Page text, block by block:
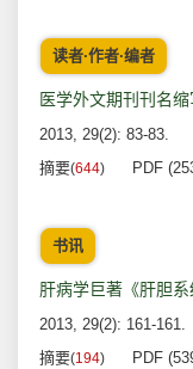
读者·作者·编者
医学外文期刊刊名缩
2013, 29(2): 83-83.
摘要(644) PDF
书讯
肝病学巨著《肝胆
2013, 29(2): 161-161.
摘要(194) PDF